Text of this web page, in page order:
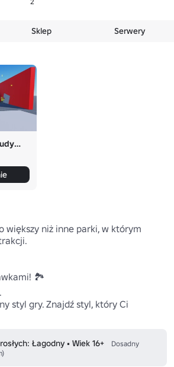
Sklep Serwery
Ogromny remont budynku!!!
większy niż inne parki, w którym
🏞
styl gry. Znajdź styl, który Ci
Łagodny • Wiek 16+
Dosadny